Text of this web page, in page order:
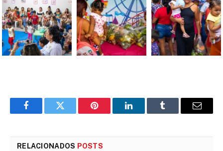
FacebookTwitter Pinterest LinkedInTumblr
E-
RELACIONADOS POSTS